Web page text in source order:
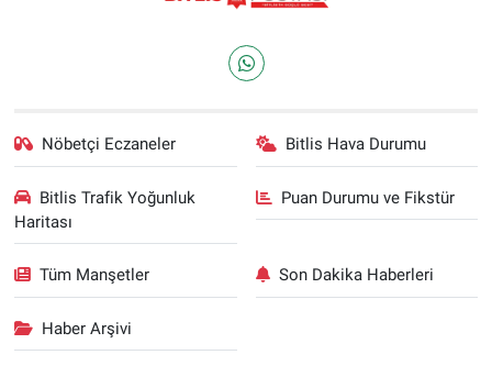
Nöbetçi Eczaneler Bitlis Hava Durumu
Bitlis Trafik Yoğunluk
Haritası
Puan Durumu ve Fikstür
Tüm Manşetler Son Dakika Haberleri
Haber Arşivi